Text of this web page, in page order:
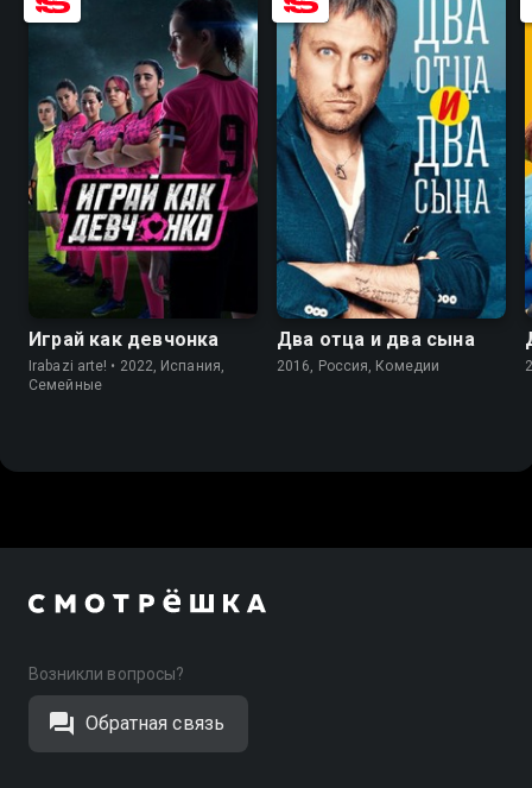
8.7 7.6
Играй как девчонка
Irabazi arte! • 2022, Испания,
Семейные
6.1 5.1
Два отца и два сына
2016, Россия, Комедии
Возникли вопросы?
Обратная связь